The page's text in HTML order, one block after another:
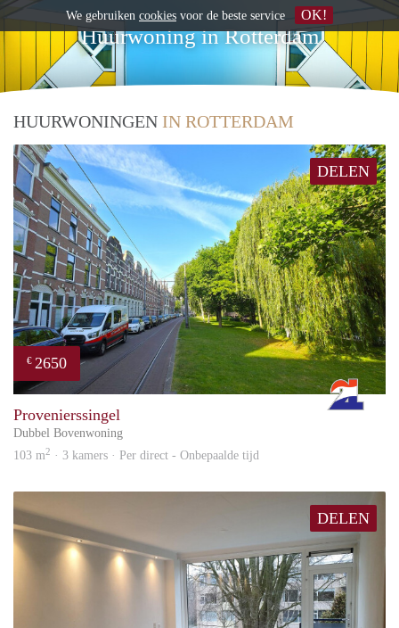
Huurwoning in Rotterdam
HUURWONINGEN IN ROTTERDAM
DELEN
€ 2650
Provenierssingel
Dubbel Bovenwoning
103 m2 · 3 kamers · Per direct - Onbepaalde tijd
DELEN
We gebruiken cookies voor de beste service OK!